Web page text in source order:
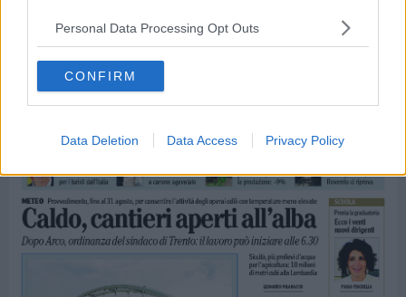
Personal Data Processing Opt Outs
CONFIRM
Data Deletion Data Access Privacy Policy